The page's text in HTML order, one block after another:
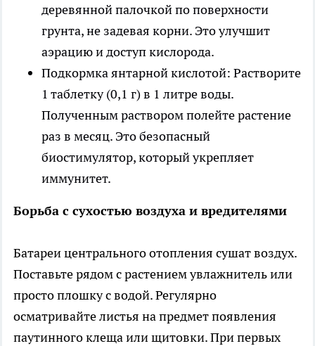
деревянной палочкой по поверхности
грунта, не задевая корни. Это улучшит
аэрацию и доступ кислорода.
Подкормка янтарной кислотой: Растворите
1 таблетку (0,1 г) в 1 литре воды.
Полученным раствором полейте растение
раз в месяц. Это безопасный
биостимулятор, который укрепляет
иммунитет.
Борьба с сухостью воздуха и вредителями
Батареи центрального отопления сушат воздух.
Поставьте рядом с растением увлажнитель или
просто плошку с водой. Регулярно
осматривайте листья на предмет появления
паутинного клеща или щитовки. При первых